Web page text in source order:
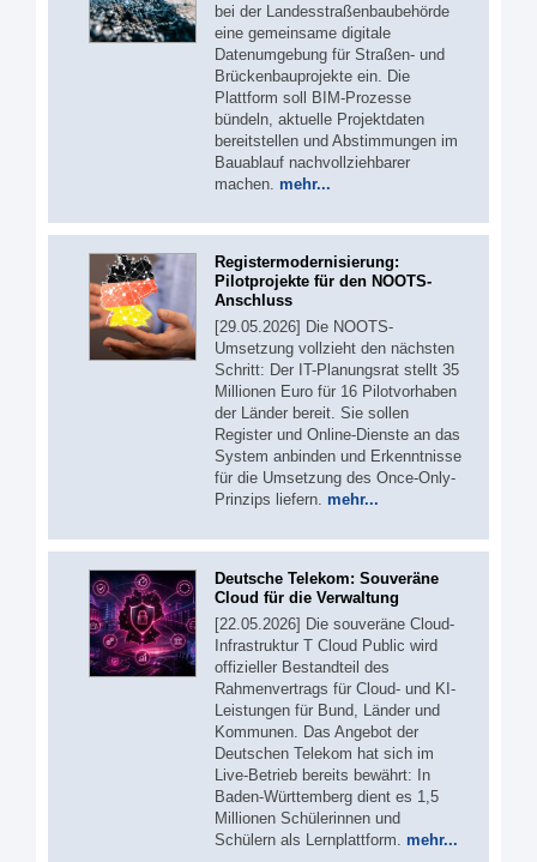
bei der Landesstraßenbaubehörde
eine gemeinsame digitale
Datenumgebung für Straßen- und
Brückenbauprojekte ein. Die
Plattform soll BIM-Prozesse
bündeln, aktuelle Projektdaten
bereitstellen und Abstimmungen im
Bauablauf nachvollziehbarer
machen. mehr...
Registermodernisierung:
Pilotprojekte für den NOOTS-
Anschluss
[29.05.2026] Die NOOTS-
Umsetzung vollzieht den nächsten
Schritt: Der IT-Planungsrat stellt 35
Millionen Euro für 16 Pilotvorhaben
der Länder bereit. Sie sollen
Register und Online-Dienste an das
System anbinden und Erkenntnisse
für die Umsetzung des Once-Only-
Prinzips liefern. mehr...
Deutsche Telekom: Souveräne
Cloud für die Verwaltung
[22.05.2026] Die souveräne Cloud-
Infrastruktur T Cloud Public wird
offizieller Bestandteil des
Rahmenvertrags für Cloud- und KI-
Leistungen für Bund, Länder und
Kommunen. Das Angebot der
Deutschen Telekom hat sich im
Live-Betrieb bereits bewährt: In
Baden-Württemberg dient es 1,5
Millionen Schülerinnen und
Schülern als Lernplattform. mehr...